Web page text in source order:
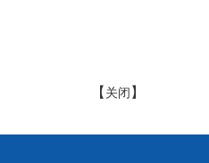
【 关闭 】